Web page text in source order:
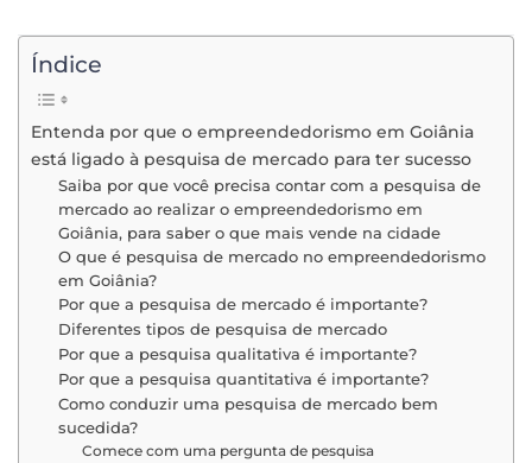
Índice
Entenda por que o empreendedorismo em Goiânia
está ligado à pesquisa de mercado para ter sucesso
Saiba por que você precisa contar com a pesquisa de
mercado ao realizar o empreendedorismo em
Goiânia, para saber o que mais vende na cidade
O que é pesquisa de mercado no empreendedorismo
em Goiânia?
Por que a pesquisa de mercado é importante?
Diferentes tipos de pesquisa de mercado
Por que a pesquisa qualitativa é importante?
Por que a pesquisa quantitativa é importante?
Como conduzir uma pesquisa de mercado bem
sucedida?
Comece com uma pergunta de pesquisa